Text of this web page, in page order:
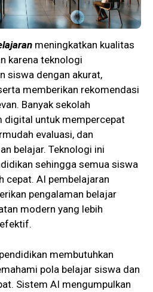
meningkatkan kualitas
karena teknologi
siswa dengan akurat,
memberikan rekomendasi
Banyak sekolah
digital untuk mempercepat
evaluasi, dan
belajar. Teknologi ini
sehingga semua siswa
cepat. AI pembelajaran
pengalaman belajar
modern yang lebih
membutuhkan
pola belajar siswa dan
Sistem AI mengumpulkan